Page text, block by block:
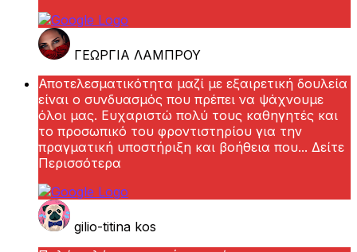
ΓΕΩΡΓΙΑ ΛΑΜΠΡΟΥ
Αποτελεσματικότητα μαζί με εξαιρετική δουλεία
είναι ο συνδυασμός που πρέπει να ψάχνουμε
όλοι μας. Ευχαριστώ πολύ τους καθηγητές και
το προσωπικό του φροντιστηρίου για την
πραγματική υποστήριξη και βοήθεια που... Δείτε
Περισσότερα
gilio-titina kos